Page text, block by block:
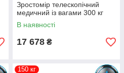
Зростомір телескопічний
медичний із вагами 300 кг
В наявності
17 678 ₴
150 кг